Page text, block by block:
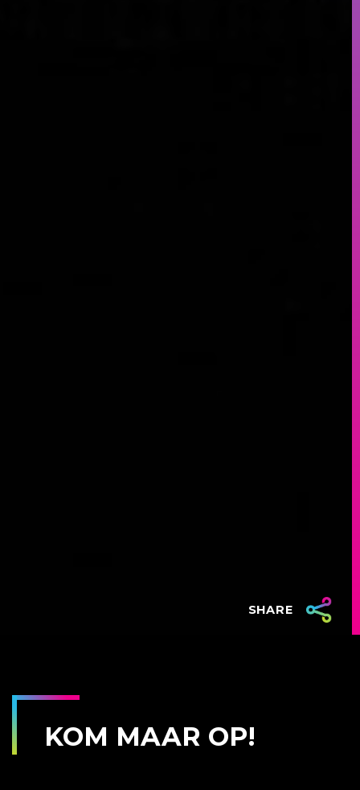
SHARE
KOM MAAR OP!